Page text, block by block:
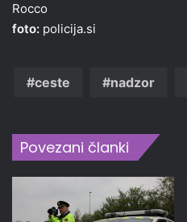
Rocco
foto: policija.si
ceste nadzor
Povezani članki